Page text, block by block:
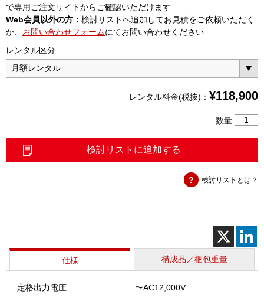
で専用ご注文サイトからご確認いただけます
Web会員以外の方： 検討リストへ追加してお見積をご依頼いただく
か、 お問い合わせフォームにてお問い合わせください
レンタル区分
レンタル料金(税抜)： ¥118,900
数量
ス
1220H)
個
検討リストに追加する
検討リストとは？
仕様 構成品／梱包重量
定格出力電圧 〜AC12,000V